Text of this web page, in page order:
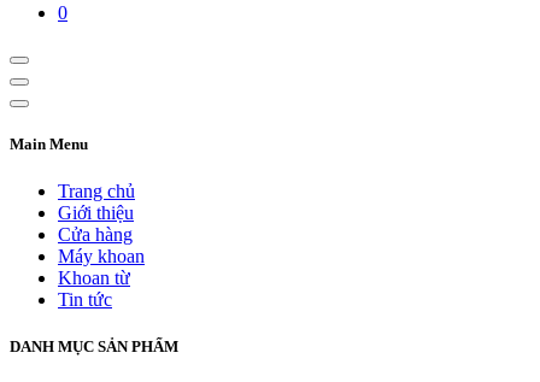
0
Main Menu
Trang chủ
Giới thiệu
Cửa hàng
Máy khoan
Khoan từ
Tin tức
DANH MỤC SẢN PHẨM